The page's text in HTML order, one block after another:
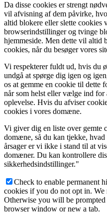
Da disse cookies er strengt
vil afvisning af dem påvirke,
altid blokere eller slette cookies
browserindstillinger og tvinge
hjemmeside. Men dette vil altid
cookies, når du besøger vores
Vi respekterer fuldt ud, hvis du
undgå at spørge dig igen og
os at gemme en cookie til
når som helst eller vælge ind for
oplevelse. Hvis du afviser
cookies i vores domæne.
Vi giver dig en liste over gemte
domæne, så du kan tjekke,
årsager er vi ikke i stand til at
domæner. Du kan kontrollere
sikkerhedsindstillinger."
Check to enable permanent
cookies if you do not opt in. We
Otherwise you will be
browser window or new a tab.